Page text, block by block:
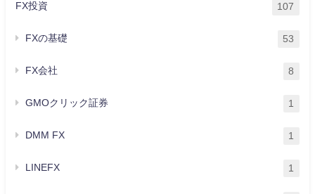
FX投資 107
FXの基礎 53
FX会社 8
GMOクリック証券 1
DMM FX 1
LINEFX 1